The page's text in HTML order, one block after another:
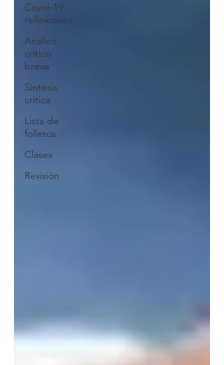
Covid-19
reflexiones
Análisis
crítico
breve
Síntesis
crítica
Lista de
folletos
Clases
Revisión